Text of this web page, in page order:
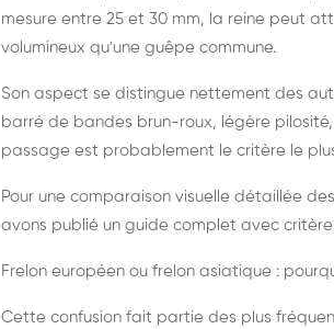
mesure entre 25 et 30 mm, la reine peut
volumineux qu'une guêpe commune.
Son aspect se distingue nettement des
barré de bandes brun-roux, légère
passage est probablement le critère le
Pour une comparaison visuelle détaillée
avons publié un guide complet avec
Frelon européen ou frelon asiatique :
Cette confusion fait partie des plus